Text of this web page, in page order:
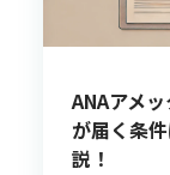
ANAアメ
が届く条
説！